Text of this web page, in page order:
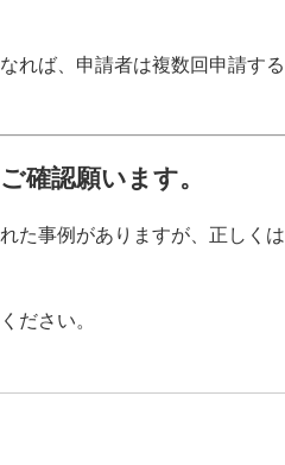
れば、申請者は複数回申請する
確認願います。
た事例がありますが、正しくは
ださい。